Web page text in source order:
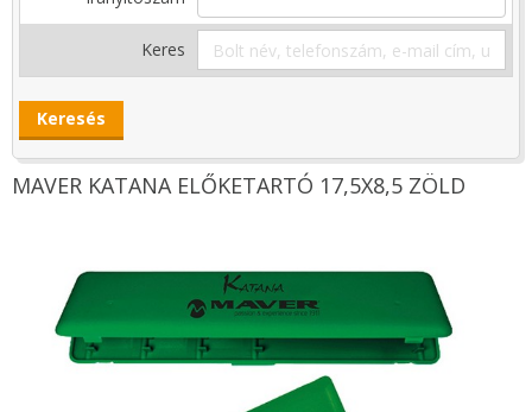
Keres
MAVER KATANA ELŐKETARTÓ 17,5X8,5 ZÖLD